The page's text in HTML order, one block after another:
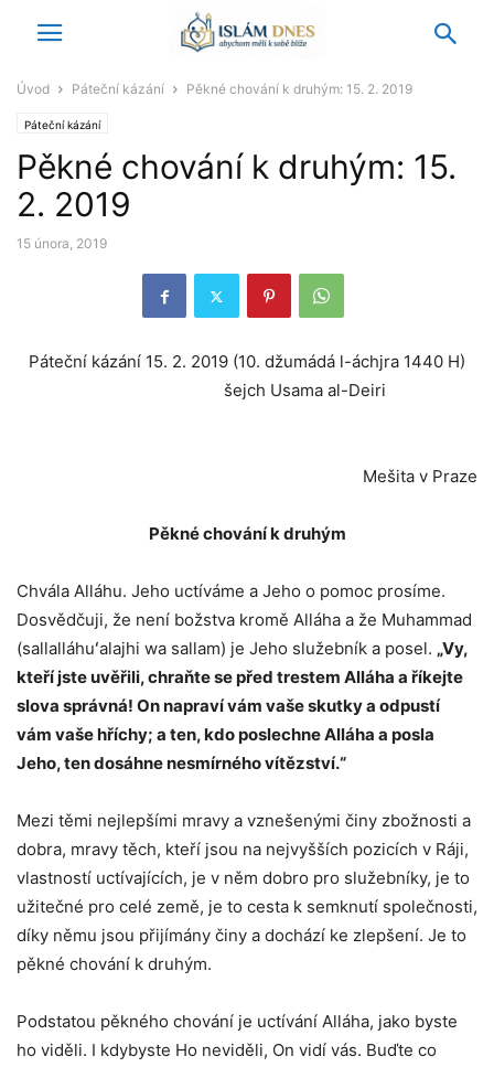
Úvod Páteční kázání Pěkné chování k druhým: 15. 2. 2019
Páteční kázání
Pěkné chování k druhým: 15.
2. 2019
15 února, 2019
Páteční kázání 15. 2. 2019 (10. džumádá l-áchjra 1440 H)
šejch Usama al-Deiri
Mešita v Praze
Pěkné chování k druhým
Chvála Alláhu. Jeho uctíváme a Jeho o pomoc prosíme.
Dosvědčuji, že není božstva kromě Alláha a že Muhammad
(sallalláhuʻalajhi wa sallam) je Jeho služebník a posel. „Vy,
kteří jste uvěřili, chraňte se před trestem Alláha a říkejte
slova správná! On napraví vám vaše skutky a odpustí
vám vaše hříchy; a ten, kdo poslechne Alláha a posla
Jeho, ten dosáhne nesmírného vítězství.“
Mezi těmi nejlepšími mravy a vznešenými činy zbožnosti a
dobra, mravy těch, kteří jsou na nejvyšších pozicích v Ráji,
vlastností uctívajících, je v něm dobro pro služebníky, je to
užitečné pro celé země, je to cesta k semknutí společnosti,
díky němu jsou přijímány činy a dochází ke zlepšení. Je to
pěkné chování k druhým.
Podstatou pěkného chování je uctívání Alláha, jako byste
ho viděli. I kdybyste Ho neviděli, On vidí vás. Buďte co